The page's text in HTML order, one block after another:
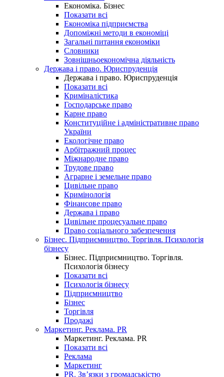
Економіка. Бізнес
Показати всі
Економіка підприємства
Допоміжні методи в економіці
Загальні питання економіки
Словники
Зовнішньоекономічна діяльність
Держава і право. Юриспруденція
Держава і право. Юриспруденція
Показати всі
Криміналістика
Господарське право
Карне право
Конституційне і адміністративне право
України
Екологічне право
Арбітражний процес
Міжнародне право
Трудове право
Аграрне і земельне право
Цивільне право
Кримінологія
Фінансове право
Держава і право
Цивільне процесуальне право
Право соціального забезпечення
Бізнес. Підприємництво. Торгівля. Психологія
бізнесу
Бізнес. Підприємництво. Торгівля.
Психологія бізнесу
Показати всі
Психологія бізнесу
Підприємництво
Бізнес
Торгівля
Продажі
Маркетинг. Реклама. PR
Маркетинг. Реклама. PR
Показати всі
Реклама
Маркетинг
PR. Зв’язки з громадськістю